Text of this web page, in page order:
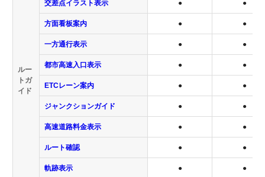
ルー
トガ
イド
交差点イラスト表示 ● ●
方面看板案内 ● ●
一方通行表示 ● ●
都市高速入口表示 ● ●
ETCレーン案内 ● ●
ジャンクションガイド ● ●
高速道路料金表示 ● ●
ルート確認 ● ●
軌跡表示 ● ●